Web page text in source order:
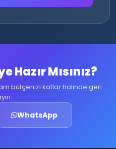
Mısınız?
bütçenizi katlar halinde geri
WhatsApp